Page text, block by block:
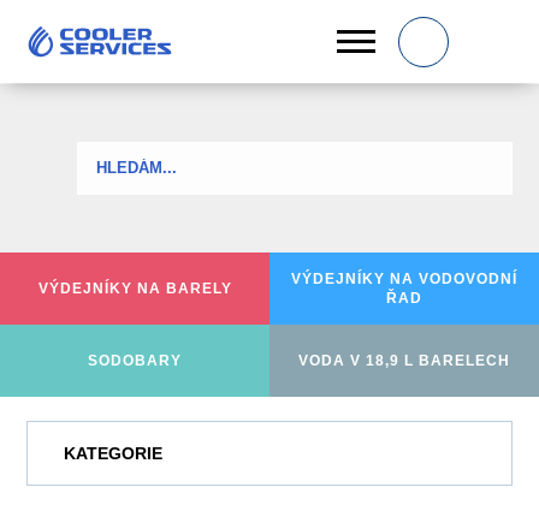
0
VÝDEJNÍKY NA BARELY
VÝDEJNÍKY NA VODOVODNÍ
ŘAD
SODOBARY VODA V 18,9 L BARELECH
KATEGORIE